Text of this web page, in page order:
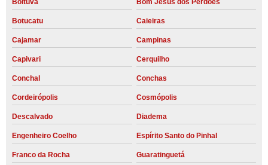
Boituva Bom Jesus dos Perdões
Botucatu Caieiras
Cajamar Campinas
Capivari Cerquilho
Conchal Conchas
Cordeirópolis Cosmópolis
Descalvado Diadema
Engenheiro Coelho Espírito Santo do Pinhal
Franco da Rocha Guaratinguetá